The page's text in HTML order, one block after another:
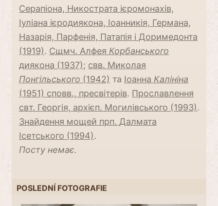
Серапіона, Никострата ієромонахів,
Іуліана ієродиякона, Іоанникія, Германа,
Назарія, Парфенія, Патапія і Доримедонта
(1919). Сщмч. Алфея Корбанського
диякона (1937); свв. Миколая
Понгільського (1942) та Іоанна Калініна
(1951) сповв., пресвітерів. Прославлення
свт. Георгія, архієп. Могилівського (1993).
Знайдення мощей прп. Далмата
Ісетського (1994).
Посту немає.
POSLEDNÍ FOTOGRAFIE